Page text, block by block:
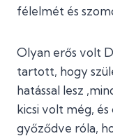
félelmét és
Olyan erős volt
tartott, hogy
hatással lesz
kicsi volt még,
győződve róla,